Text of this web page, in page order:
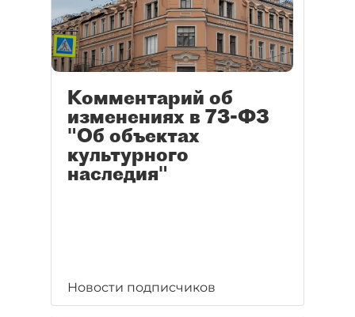
Комментарий об
изменениях в 73-ФЗ
"Об объектах
культурного
наследия"
Новости подписчиков